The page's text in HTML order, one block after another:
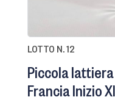
LOTTO N. 12
Piccola lattiera
Francia Inizio